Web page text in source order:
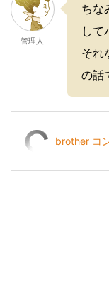
管理人
ちな
して
それ
の話
brother コ